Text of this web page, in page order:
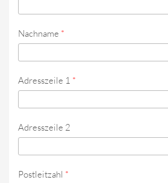
Nachname *
Adresszeile 1 *
Adresszeile 2
Postleitzahl *